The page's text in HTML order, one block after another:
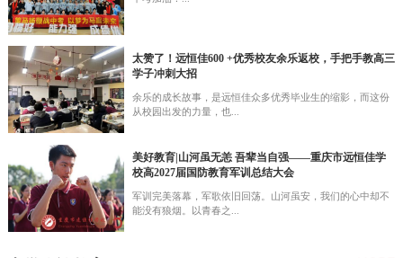
太赞了！远恒佳600 +优秀校友余乐返校，手把手教高三
学子冲刺大招
余乐的成长故事，是远恒佳众多优秀毕业生的缩影，而这份
从校园出发的力量，也...
美好教育|山河虽无恙 吾辈当自强——重庆市远恒佳学
校高2027届国防教育军训总结大会
军训完美落幕，军歌依旧回荡。山河虽安，我们的心中却不
能没有狼烟。以青春之...